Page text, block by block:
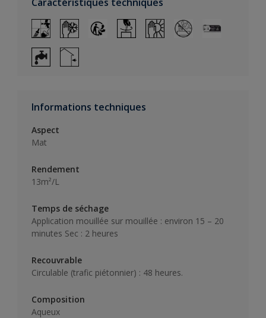
Informations techniques
Aspect
Mat
Rendement
13m²/L
Temps de séchage
Application mouillée sur mouillée : environ 15 – 20
minutes Sec : 2 heures
Recouvrable
Circulable (trafic piétonnier) : 48 heures.
Composition
Aqueux